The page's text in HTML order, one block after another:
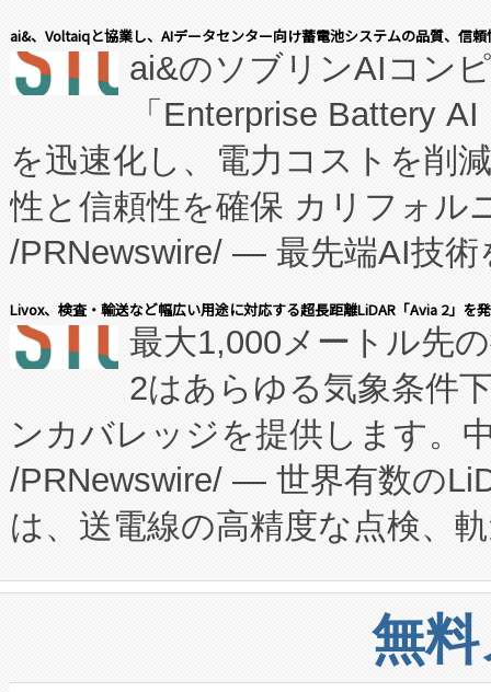
表しました。 同社の実績ある
manufacturing™ (FCCM™) プ
たNeXは、バイオ医薬品製造
従来のフェッドバッチ施設の
に、患者やサプライチェーン
キー方式で拡張性が高く、持
す。FCCM‑を活用した現地生
患者にとっての費用負担を大
のアクセスを大幅に拡大する
Fully-Connected Continuous
プログラムには、施設設計・
に関する技術移転および知的
構造化トレーニングカリキュ
上げおよび商用化段階におけ
設備整備および立ち上げ調整
ai&、Voltaiqと協業し、AIデータセンター向け蓄電池システムの品質、信
ai&のソブリンAIコン
「Enterprise Battery
を迅速化し、電力コストを削
性と信頼性を確保 カリフォル
/PRNewswire/ — 最先端AI技術
会社エーアイ・アンド：本社
President原信平）と、エンタ
ードするVoltaiqは、日本にあ
ーエネルギー貯蔵システム（
た。 Voltaiq独自のAI搭載プラ
定、統合、導入、運用に至る
安全性を追跡し、確保する事
増加しているデータセンター
る電力網に大きな負担をかけ
Livox、検査・輸送など幅広い用途に対応する超長距離LiDAR「Avia 2」を
最大1,000メートル先
2はあらゆる気象条件
ンカバレッジを提供します。
/PRNewswire/ — 世界有数の
は、送電線の高精度な点検、
や穀物倉庫におけるバルク材
リューション「Avia 2」を発
したAvia 2は、1,000メート
無